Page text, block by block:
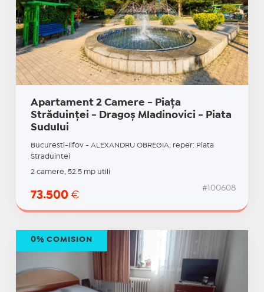
Apartament 2 Camere - Piața
Străduinței - Dragoș Mladinovici - Piata
Sudului
Bucuresti-Ilfov - ALEXANDRU OBREGIA, reper: Piata
Straduintei
2 camere, 52.5 mp utili
73.500 €
#100608
0% COMISION